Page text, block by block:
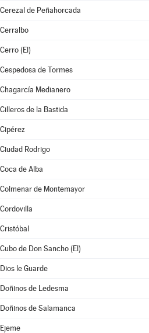
Cerezal de Peñahorcada
Cerralbo
Cerro (El)
Cespedosa de Tormes
Chagarcía Medianero
Cilleros de la Bastida
Cipérez
Ciudad Rodrigo
Coca de Alba
Colmenar de Montemayor
Cordovilla
Cristóbal
Cubo de Don Sancho (El)
Dios le Guarde
Doñinos de Ledesma
Doñinos de Salamanca
Ejeme